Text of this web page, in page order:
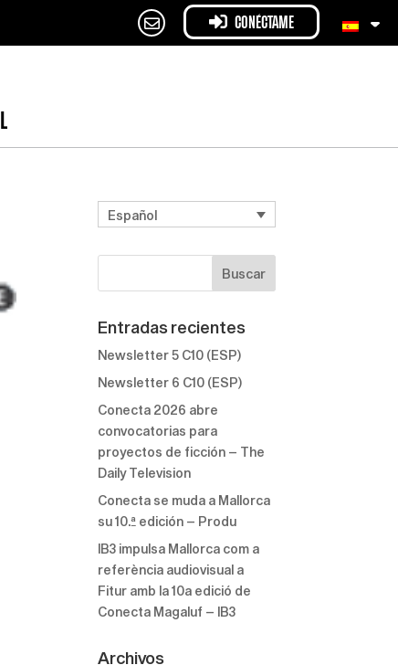
CONÉCTAME
Español
Entradas recientes
Newsletter 5 C10 (ESP)
Newsletter 6 C10 (ESP)
Conecta 2026 abre
convocatorias para
proyectos de ficción – The
Daily Television
Conecta se muda a Mallorca
su 10.ª edición – Produ
IB3 impulsa Mallorca com a
referència audiovisual a
Fitur amb la 10a edició de
Conecta Magaluf – IB3
Archivos